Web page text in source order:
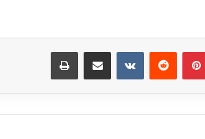
بينتيريست مشاركة عبر البريد طباعة